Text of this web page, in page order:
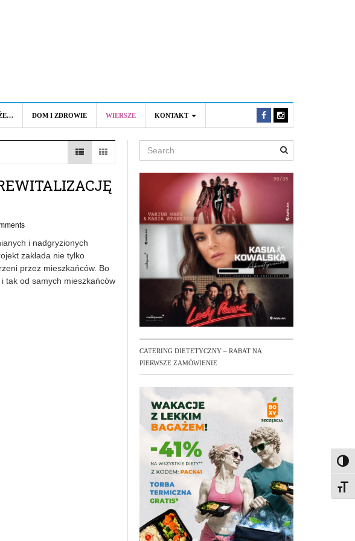
DOM I ZDROWIE WIERSZE KONTAKT
i nadgryzionych
zakłada nie tylko
przez mieszkańców. Bo
tak od samych mieszkańców
Search
CATERING DIETETYCZNY – RABAT NA
PIERWSZE ZAMÓWIENIE